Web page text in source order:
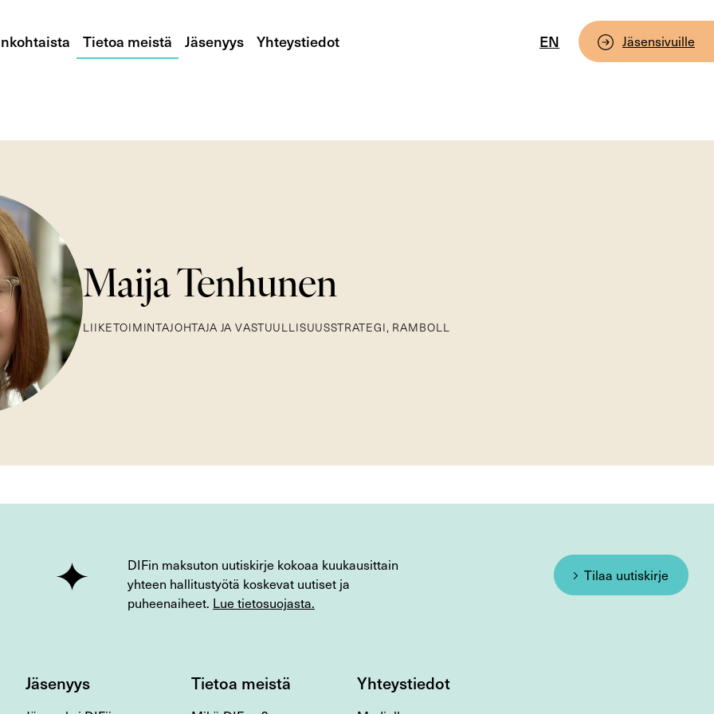
Tietoa meistä Jäsenyys Yhteystiedot EN Jäsensivuille
Maija Tenhunen
LIIKETOIMINTAJOHTAJA JA VASTUULLISUUSSTRATEGI, RAMBOLL
DIFin maksuton uutiskirje kokoaa kuukausittain
yhteen hallitustyötä koskevat uutiset ja
puheenaiheet. Lue tietosuojasta.
Tilaa uutiskirje
Jäsenyys Tietoa meistä Yhteystiedot